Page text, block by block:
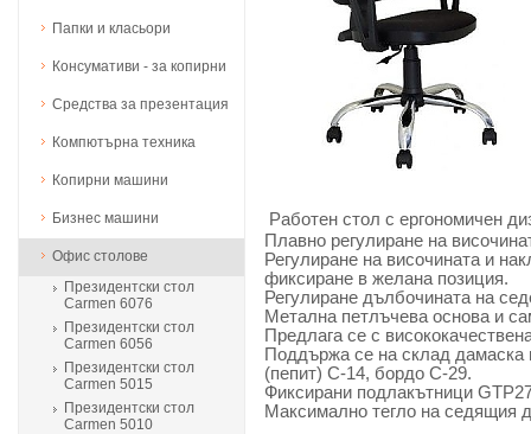
Папки и класьори
Консумативи - за копирни
Средства за презентация
Компютърна техника
Копирни машини
Бизнес машини
Офис столове
Президентски стол
Carmen 6076
Президентски стол
Carmen 6056
Президентски стол
Carmen 5015
Президентски стол
Carmen 5010
Работен стол с ергономичен
Плавно регулиране на
Регулиране на височината и
фиксиране в желана позиция.
Регулиране дълбочината на
Метална петлъчева основа и
Предлага се с
Поддържа се на склад дамаска
(пепит) С-14, бордо С-29.
Фиксирани подлакътници
Максимално тегло на седящия